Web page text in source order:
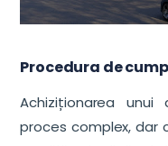
Procedura de
Achiziționarea
proces complex, dar